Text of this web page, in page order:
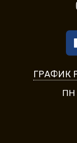
ГРАФИК
ПН